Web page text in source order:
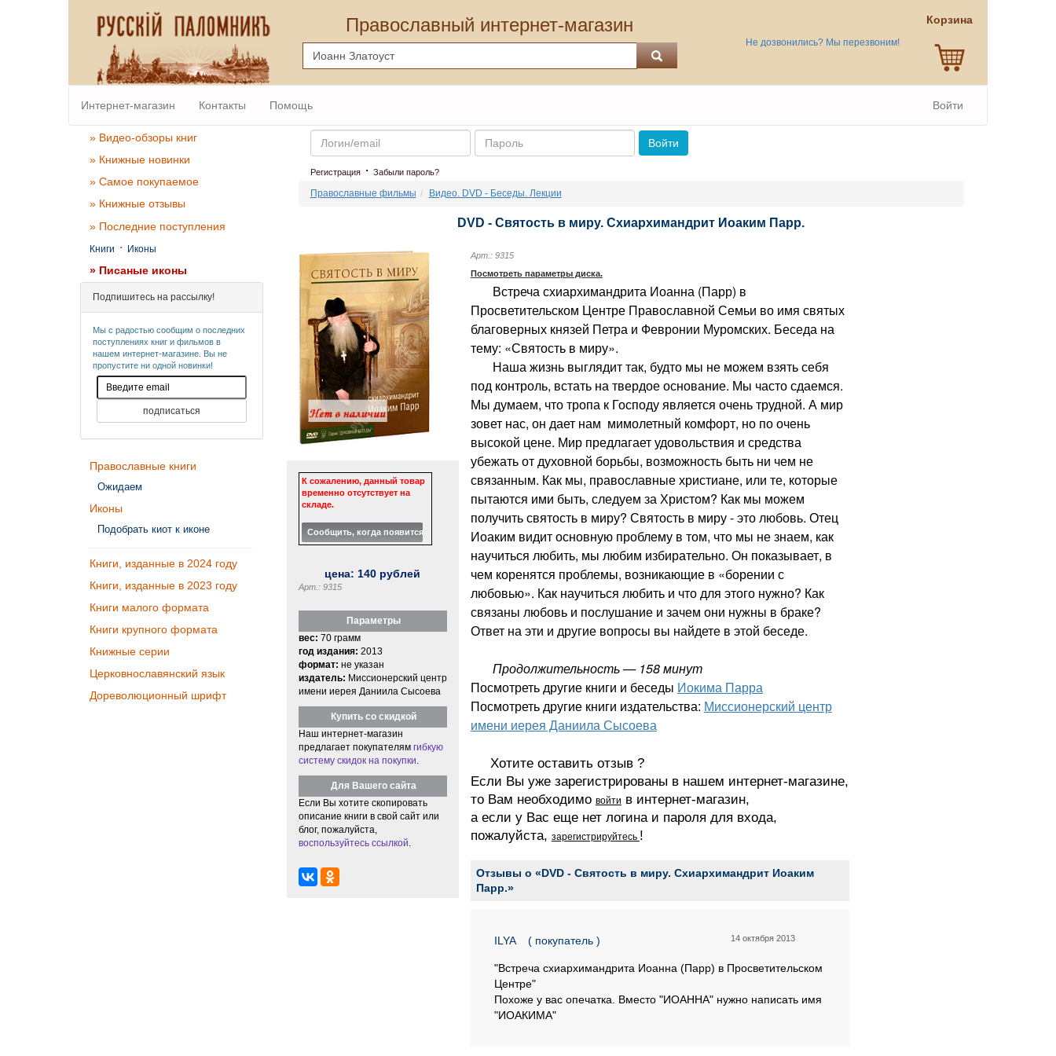
Православный интернет-магазин
Не дозвонились? Мы перезвоним!
Корзина
Интернет-магазин Контакты Помощь Войти
» Видео-обзоры книг
» Книжные новинки
» Самое покупаемое
» Книжные отзывы
» Последние поступления
Книги · Иконы
» Писаные иконы
Подпишитесь на рассылку!
Мы с радостью сообщим о последних
поступлениях книг и фильмов в
нашем интернет-магазине. Вы не
пропустите ни одной новинки!
Православные книги
Ожидаем
Иконы
Подобрать киот к иконе
Книги, изданные в 2024 году
Книги, изданные в 2023 году
Книги малого формата
Книги крупного формата
Книжные серии
Церковнославянский язык
Дореволюционный шрифт
Email Пароль
Войти
Регистрация· Забыли пароль?
Православные фильмы Видео. DVD - Беседы. Лекции
DVD - Святость в миру. Схиархимандрит Иоаким Парр.
К сожалению, данный товар
временно отсутствует на
складе.
цена: 140 рублей
Арт.: 9315
Параметры
вес: 70 грамм
год издания: 2013
формат: не указан
издатель: Миссионерский центр
имени иерея Даниила Сысоева
Купить со скидкой
Наш интернет-магазин
предлагает покупателям гибкую
систему скидок на покупки
Для Вашего сайта
Если Вы хотите скопировать
описание книги в свой сайт или
блог, пожалуйста,
воспользуйтесь ссылкой
Арт.: 9315
Посмотреть параметры диска.
Встреча схиархимандрита Иоанна (Парр) в
Просветительском Центре Православной Семьи во имя святых
благоверных князей Петра и Февронии Муромских. Беседа на
тему: «Святость в миру».
Наша жизнь выглядит так, будто мы не можем взять себя
под контроль, встать на твердое основание. Мы часто сдаемся.
Мы думаем, что тропа к Господу является очень трудной. А мир
зовет нас, он дает нам мимолетный комфорт, но по очень
высокой цене. Мир предлагает удовольствия и средства
убежать от духовной борьбы, возможность быть ни чем не
связанным. Как мы, православные христиане, или те, которые
пытаются ими быть, следуем за Христом? Как мы можем
получить святость в миру? Святость в миру - это любовь. Отец
Иоаким видит основную проблему в том, что мы не знаем, как
научиться любить, мы любим избирательно. Он показывает, в
чем коренятся проблемы, возникающие в «борении с
любовью». Как научиться любить и что для этого нужно? Как
связаны любовь и послушание и зачем они нужны в браке?
Ответ на эти и другие вопросы вы найдете в этой беседе.
Продолжительность — 158 минут
Посмотреть другие книги и беседы Иокима Парра
Посмотреть другие книги издательства: Миссионерский центр
имени иерея Даниила Сысоева
Хотите оставить отзыв ?
Если Вы уже зарегистрированы в нашем интернет-магазине,
то Вам необходимо войти в интернет-магазин,
а если у Вас еще нет логина и пароля для входа,
пожалуйста, зарегистрируйтесь !
Отзывы о «DVD - Святость в миру. Схиархимандрит Иоаким
Парр.»
ILYA ( покупатель ) 14 октября 2013
"Встреча схиархимандрита Иоанна (Парр) в Просветительском
Центре"
Похоже у вас опечатка. Вместо "ИОАННА" нужно написать имя
"ИОАКИМА"